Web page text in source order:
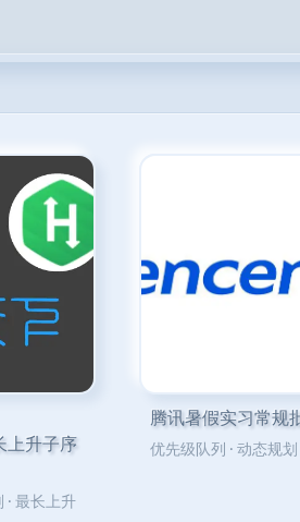
上升子序
· 最长上升
腾讯暑假实习常规
优先级队列 · 动态规划